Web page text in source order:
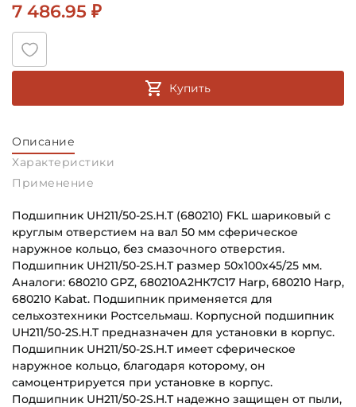
7 486.95 ₽
Купить
Описание
Характеристики
Применение
Подшипник UH211/50-2S.H.T (680210) FKL шариковый с
круглым отверстием на вал 50 мм сферическое
наружное кольцо, без смазочного отверстия.
Подшипник UH211/50-2S.H.T размер 50х100х45/25 мм.
Аналоги: 680210 GPZ, 680210А2НК7С17 Harp, 680210 Harp,
680210 Kabat. Подшипник применяется для
сельхозтехники Ростсельмаш. Корпусной подшипник
UH211/50-2S.H.T предназначен для установки в корпус.
Подшипник UH211/50-2S.H.T имеет сферическое
наружное кольцо, благодаря которому, он
самоцентрируется при установке в корпус.
Подшипник UH211/50-2S.H.T надежно защищен от пыли,